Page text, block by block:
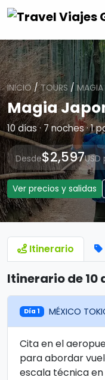
INICIO/TOURS /MAGIA
Magia
10 días · 7 noches · 1
Desde$2,597
Ver precios y salidas
Itinerario
Itinerario de 10
Día 1 MÉXICO
Cita en el
para abordar
escala técnica